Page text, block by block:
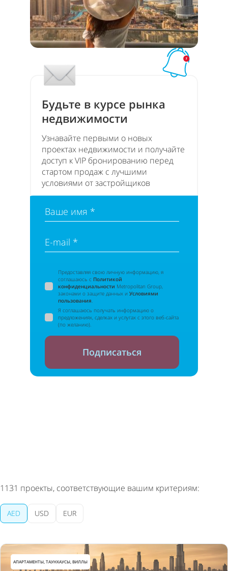
Ваше имя *
E-mail *
Предоставляя свою личную информацию, я
соглашаюсь с Политикой
конфиденциальности Metropolitan Group,
законами о защите данных и Условиями
пользования.
Я соглашаюсь получать информацию о
предложениях, сделках и услугах с этого веб-сайта
(по желанию).
Подписаться
Будьте в курсе рынка
недвижимости
Узнавайте первыми о новых
проектах недвижимости и получайте
доступ к VIP бронированию перед
стартом продаж с лучшими
условиями от застройщиков
1131 проекты, соответствующие вашим критериям:
AED USD EUR
АПАРТАМЕНТЫ, ТАУНХАУСЫ, ВИЛЛЫ